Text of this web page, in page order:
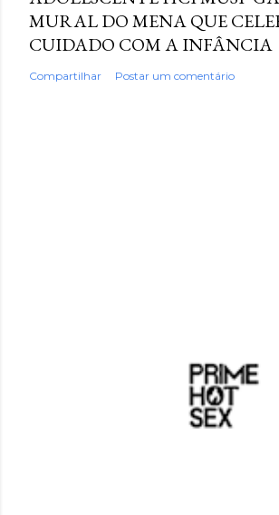
MURAL DO MENA QUE
CUIDADO COM A INFÂNCIA
Compartilhar Postar um comentário